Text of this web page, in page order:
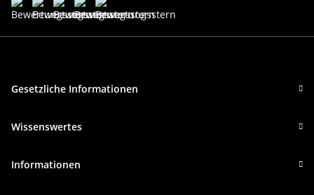
Gesetzliche Informationen
Wissenswertes
Informationen